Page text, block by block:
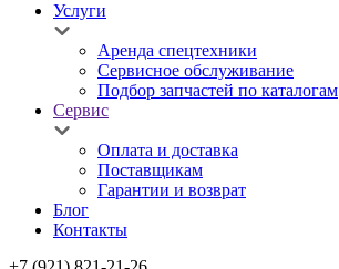
Услуги
Аренда спецтехники
Сервисное обслуживание
Подбор запчастей по каталогам
Сервис
Оплата и доставка
Поставщикам
Гарантии и возврат
Блог
Контакты